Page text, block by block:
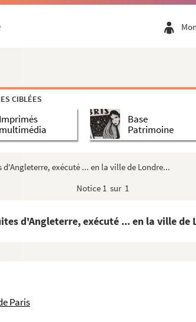
CIBLÉES
Imprimés
multimédia
Base
Patrimoine
exécuté ... en la ville de Londre...
Notice 1 sur 1
d'Angleterre, exécuté ... en la ville de
Paris